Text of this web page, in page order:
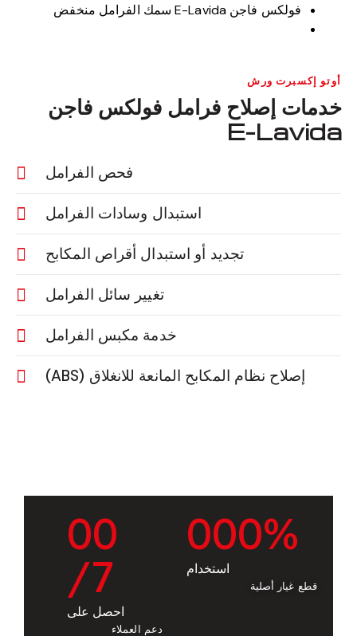
فولكس فاجن E-Lavida سمك الفرامل منخفض
أوتو إكسبرت ورش
خدمات إصلاح فرامل فولكس فاجن
E-Lavida
فحص الفرامل
استبدال وسادات الفرامل
تجديد أو استبدال أقراص المكابح
تغيير سائل الفرامل
خدمة مكبس الفرامل
إصلاح نظام المكابح المانعة للانغلاق (ABS)
000%
استخدام
قطع غيار أصلية
00
/7
احصل على
دعم العملاء